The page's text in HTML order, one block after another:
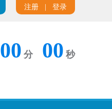
注册 登录
00 分 00 秒